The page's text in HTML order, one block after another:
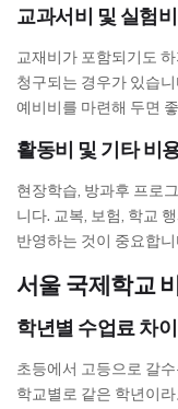
교과서비 및 실험비
교재비가 포함되기도
청구되는 경우가 있습
예비비를 마련해 두면
활동비 및 기타 비
현장학습, 방과후 프로
니다. 교복, 보험, 학교
반영하는 것이 중요합니
서울 국제학교
학년별 수업료 차이
초등에서 고등으로 갈
학교별로 같은 학년이